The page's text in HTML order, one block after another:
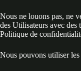
Nous ne louons pas, ne
des Utilisateurs avec des
Politique de
Nous pouvons utiliser